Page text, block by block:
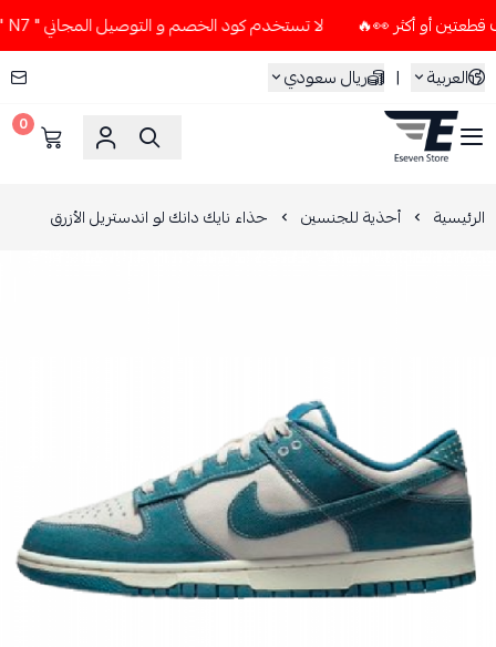
لا تستخدم كود الخصم و التوصيل المجاني " N7 " إلا إذا طلبت قطعتين أو أكثر 👀🔥
العربية
| ريال سعودي
ESEVEN STORE
0
الرئيسية أحذية للجنسين حذاء نايك دانك لو اندستريل الأزرق